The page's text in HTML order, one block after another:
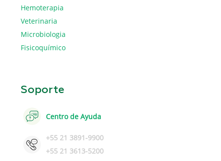
Hemoterapia
Veterinaria
Microbiologia
Fisicoquímico
Soporte
Centro de Ayuda
+55 21 3891-9900
+55 21 3613-5200